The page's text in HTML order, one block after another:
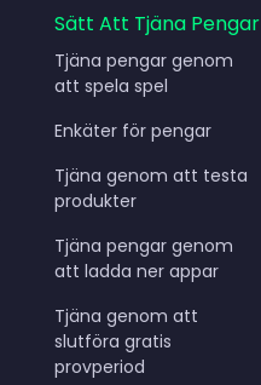
Sätt Att Tjäna Pengar
Tjäna pengar genom
att spela spel
Enkäter för pengar
Tjäna genom att testa
produkter
Tjäna pengar genom
att ladda ner appar
Tjäna genom att
slutföra gratis
provperiod